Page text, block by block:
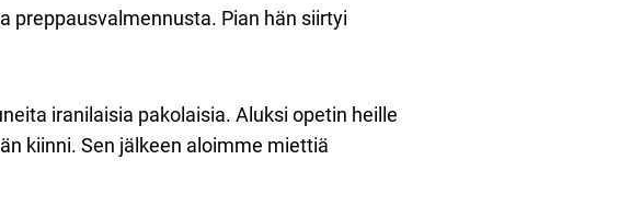
preppausvalmennusta. Pian hän siirtyi
iranilaisia pakolaisia. Aluksi opetin heille
kiinni. Sen jälkeen aloimme miettiä